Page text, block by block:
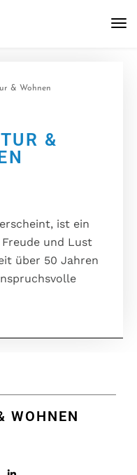
& Wohnen
&
ist ein
und Lust
über 50 Jahren
WOHNEN